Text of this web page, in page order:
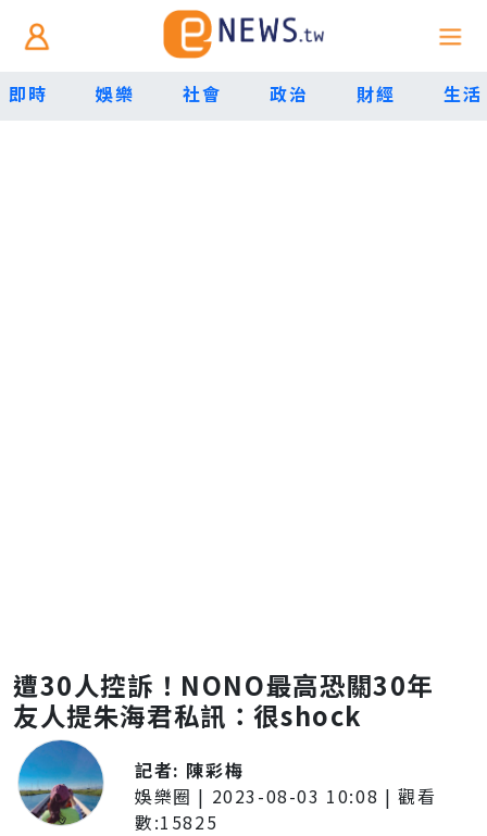
即時 娛樂 社會 政治 財經 生活
遭30人控訴！NONO最高恐關30年
友人提朱海君私訊：很shock
記者: 陳彩梅
娛樂圈 | 2023-08-03 10:08 | 觀看
數:15825